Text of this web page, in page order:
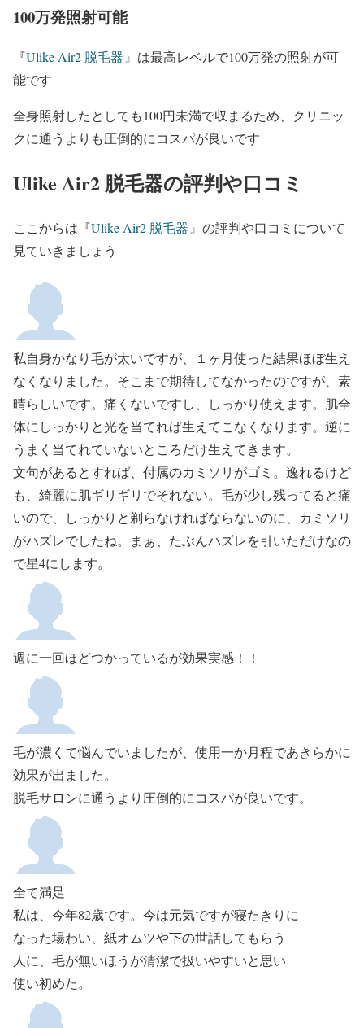
100万発照射可能
『Ulike Air2 脱毛器 』は最高レベルで100万発の照射が可
能です
全身照射したとしても100円未満で収まるため、クリニッ
クに通うよりも圧倒的にコスパが良いです
Ulike Air2 脱毛器の評判や口コミ
ここからは『Ulike Air2 脱毛器 』の評判や口コミについて
見ていきましょう
私自身かなり毛が太いですが、１ヶ月使った結果ほぼ生え
なくなりました。そこまで期待してなかったのですが、素
晴らしいです。痛くないですし、しっかり使えます。肌全
体にしっかりと光を当てれば生えてこなくなります。逆に
うまく当てれていないところだけ生えてきます。
文句があるとすれば、付属のカミソリがゴミ。逸れるけど
も、綺麗に肌ギリギリでそれない。毛が少し残ってると痛
いので、しっかりと剃らなければならないのに、カミソリ
がハズレでしたね。まぁ、たぶんハズレを引いただけなの
で星4にします。
週に一回ほどつかっているが効果実感！！
毛が濃くて悩んでいましたが、使用一か月程であきらかに
効果が出ました。
脱毛サロンに通うより圧倒的にコスパが良いです。
全て満足
私は、今年82歳です。今は元気ですが寝たきりに
なった場わい、紙オムツや下の世話してもらう
人に、毛が無いほうが清潔で扱いやすいと思い
使い初めた。